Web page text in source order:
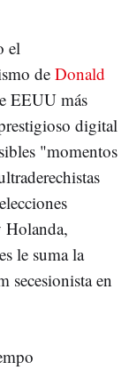
el
deDonald
EEUU más
digital
"momentos
Holanda,
le suma la
secesionista en